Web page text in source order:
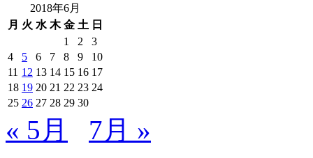
2018年6月
月 火 水 木 金 土 日
1
2
3
4
5 6 7 8 9
10
11 12 13 14 15 16 17
18 19 20 21 22 23 24
25 26 27 28 29 30
« 5月 7月 »